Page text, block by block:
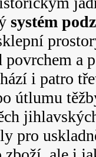
systém
povrchem a
i patro
útlumu
pro